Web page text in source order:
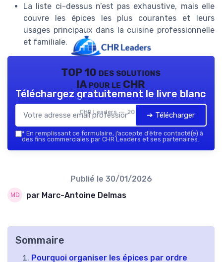
La liste ci-dessus n’est pas exhaustive, mais elle
couvre les épices les plus courantes et leurs
usages principaux dans la cuisine professionnelle
et familiale.
TOP 10 des solutions
IA pour le CHR
CHR Leaders — 2026
Téléchargez gratuitement le livre blanc
➔ Télécharger
* En remplissant ce formulaire, j’accepte d’être contacté(e) à
des fins commerciales par CHR Leaders et ses partenaires.
Publié le 30/01/2026
par Marc-Antoine Delmas
Sommaire
Pourquoi organiser les épices par ordre